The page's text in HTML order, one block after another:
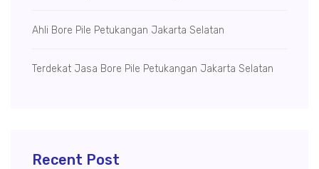
Ahli Bore Pile Petukangan Jakarta Selatan
Terdekat Jasa Bore Pile Petukangan Jakarta Selatan
Recent Post